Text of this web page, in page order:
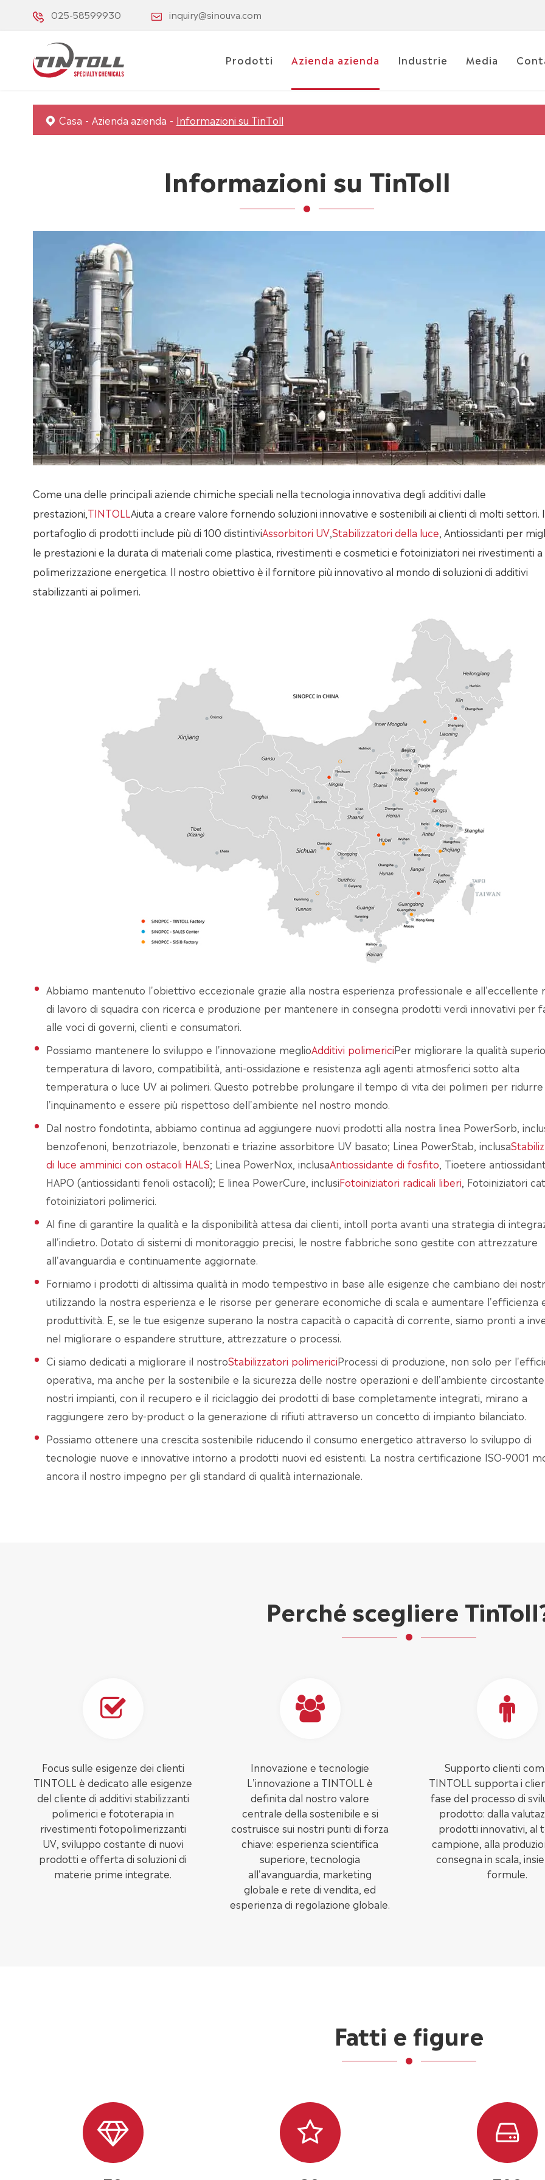
025-58599930 inquiry@sinouva.com
Prodotti Azienda azienda Industrie Media
Casa Azienda azienda Informazioni su TinToll
Informazioni su TinToll
Come una delle principali aziende chimiche speciali nella tecnologia innovativa degli additivi dalle
prestazioni, TINTOLL Aiuta a creare valore fornendo soluzioni innovative e sostenibili ai clienti di molti settori.
portafoglio di prodotti include più di 100 distintiviAssorbitori UV,Stabilizzatori della luce , Antiossidanti per
le prestazioni e la durata di materiali come plastica, rivestimenti e cosmetici e fotoiniziatori nei rivestimenti a
polimerizzazione energetica. Il nostro obiettivo è il fornitore più innovativo al mondo di soluzioni di additivi
stabilizzanti ai polimeri.
Abbiamo mantenuto l'obiettivo eccezionale grazie alla nostra esperienza professionale e all'eccellente
di lavoro di squadra con ricerca e produzione per mantenere in consegna prodotti verdi innovativi per
alle voci di governi, clienti e consumatori.
Possiamo mantenere lo sviluppo e l'innovazione meglioAdditivi polimericiPer migliorare la qualità
temperatura di lavoro, compatibilità, anti-ossidazione e resistenza agli agenti atmosferici sotto alta
temperatura o luce UV ai polimeri. Questo potrebbe prolungare il tempo di vita dei polimeri per ridurre
l'inquinamento e essere più rispettoso dell'ambiente nel nostro mondo.
Dal nostro fondotinta, abbiamo continua ad aggiungere nuovi prodotti alla nostra linea PowerSorb,
benzofenoni, benzotriazole, benzonati e triazine assorbitore UV basato; Linea PowerStab, inclusa
di luce amminici con ostacoli HALS; Linea PowerNox, inclusaAntiossidante di fosfito, Tioetere
HAPO (antiossidanti fenoli ostacoli); E linea PowerCure, inclusiFotoiniziatori radicali liberi, Fotoiniziatori
fotoiniziatori polimerici.
Al fine di garantire la qualità e la disponibilità attesa dai clienti, intoll porta avanti una strategia di
all'indietro. Dotato di sistemi di monitoraggio precisi, le nostre fabbriche sono gestite con attrezzature
all'avanguardia e continuamente aggiornate.
Forniamo i prodotti di altissima qualità in modo tempestivo in base alle esigenze che cambiano dei
utilizzando la nostra esperienza e le risorse per generare economiche di scala e aumentare l'efficienza
produttività. E, se le tue esigenze superano la nostra capacità o capacità di corrente, siamo pronti a
nel migliorare o espandere strutture, attrezzature o processi.
Ci siamo dedicati a migliorare il nostroStabilizzatori polimericiProcessi di produzione, non solo per
operativa, ma anche per la sostenibile e la sicurezza delle nostre operazioni e dell'ambiente
nostri impianti, con il recupero e il riciclaggio dei prodotti di base completamente integrati, mirano a
raggiungere zero by-product o la generazione di rifiuti attraverso un concetto di impianto bilanciato.
Possiamo ottenere una crescita sostenibile riducendo il consumo energetico attraverso lo sviluppo di
tecnologie nuove e innovative intorno a prodotti nuovi ed esistenti. La nostra certificazione ISO-9001
ancora il nostro impegno per gli standard di qualità internazionale.
Perché scegliere
Focus sulle esigenze dei clienti
TINTOLL è dedicato alle esigenze
del cliente di additivi stabilizzanti
polimerici e fototerapia in
rivestimenti fotopolimerizzanti
UV, sviluppo costante di nuovi
prodotti e offerta di soluzioni di
materie prime integrate.
Innovazione e tecnologie
L'innovazione a TINTOLL è
definita dal nostro valore
centrale della sostenibile e si
costruisce sui nostri punti di forza
chiave: esperienza scientifica
superiore, tecnologia
all'avanguardia, marketing
globale e rete di vendita, ed
esperienza di regolazione globale.
Supporto clienti
TINTOLL supporta i
fase del processo di
prodotto: dalla
prodotti innovativi, al
campione, alla
consegna in scala,
formule.
Fatti e figure